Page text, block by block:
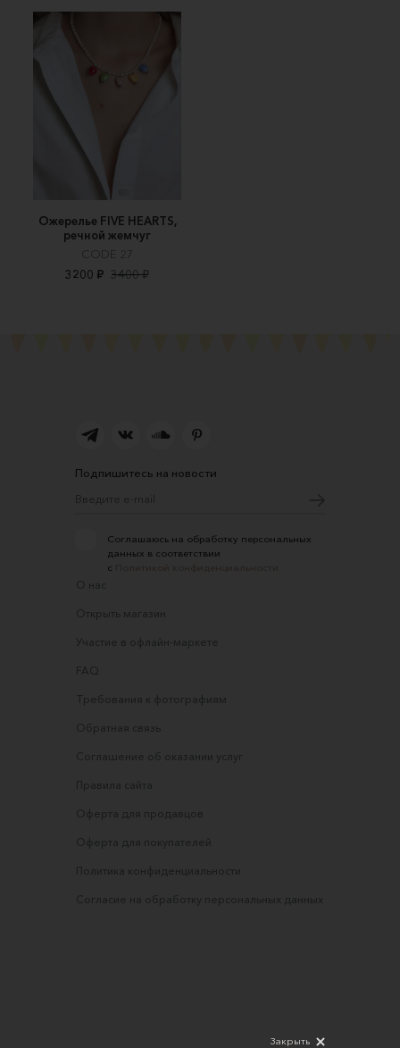
Ожерелье FIVE HEARTS,
речной жемчуг
CODE 27
3200 ₽ 3400 ₽
Подпишитесь на новости
Соглашаюсь на обработку персональных
данных в соответствии
с
О нас
Открыть магазин
Участие в офлайн-маркете
FAQ
Требования к фотографиям
Обратная связь
Соглашение об оказании услуг
Правила сайта
Оферта для продавцов
Оферта для покупателей
Политика конфиденциальности
Согласие на обработку персональных данных
Закрыть